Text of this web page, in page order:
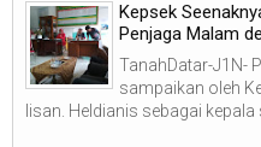
Kepsek
Penjaga Malam
TanahDatar-J1N-
sampaikan oleh
lisan. Heldianis sebagai kepala